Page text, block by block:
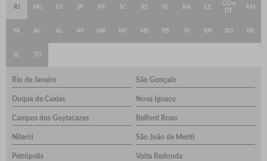
RJ MG ES SP PR SC RS PE BA CE
GO e
DF
AM
PA AC AL AP MA MT MS PB PI RN RO RR
SE TO
Rio de Janeiro São Gonçalo
Duque de Caxias Nova Iguaçu
Campos dos Goytacazes Belford Roxo
Niterói São João de Meriti
Petrópolis Volta Redonda